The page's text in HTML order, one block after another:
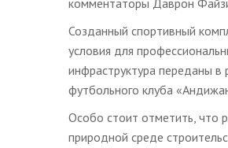
комментаторы Даврон
Созданный спортивный
условия для
инфраструктура переданы
футбольного клуба
Особо стоит отметить, что
природной среде